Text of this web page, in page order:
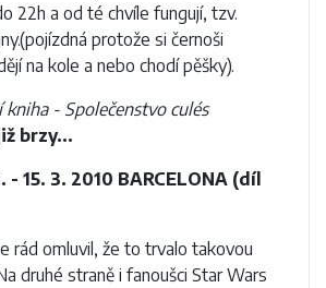
22h a od té chvíle fungují, tzv.
protože si černoši
na kole a nebo chodí pěšky).
- Společenstvo culés
brzy...
- 15. 3. 2010 BARCELONA (díl
rád omluvil, že to trvalo takovou
druhé straně i fanoušci Star Wars